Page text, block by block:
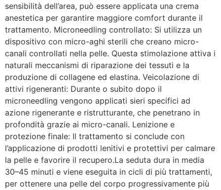
sensibilità dell’area, può essere applicata una crema
anestetica per garantire maggiore comfort durante il
trattamento. Microneedling controllato: Si utilizza un
dispositivo con micro-aghi sterili che creano micro-
canali controllati nella pelle. Questa stimolazione attiva i
naturali meccanismi di riparazione dei tessuti e la
produzione di collagene ed elastina. Veicolazione di
attivi rigeneranti: Durante o subito dopo il
microneedling vengono applicati sieri specifici ad
azione rigenerante e ristrutturante, che penetrano in
profondità grazie ai micro-canali. Lenizione e
protezione finale: Il trattamento si conclude con
l’applicazione di prodotti lenitivi e protettivi per calmare
la pelle e favorire il recupero.La seduta dura in media
30–45 minuti e viene eseguita in cicli di più trattamenti,
per ottenere una pelle del corpo progressivamente più